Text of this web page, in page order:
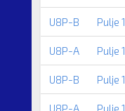
U8P-B Pulje 1
U8P-A Pulje 1
U8P-B Pulje 1
U8P-A Pulje 1